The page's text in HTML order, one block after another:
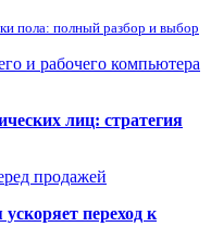
пола: полный разбор и выбор
и рабочего компьютера
лиц: стратегия
продажей
переход к